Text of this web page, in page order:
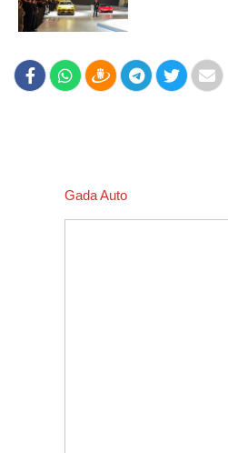
Gada Auto